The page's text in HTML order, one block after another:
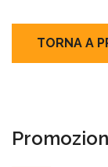
TORNA A